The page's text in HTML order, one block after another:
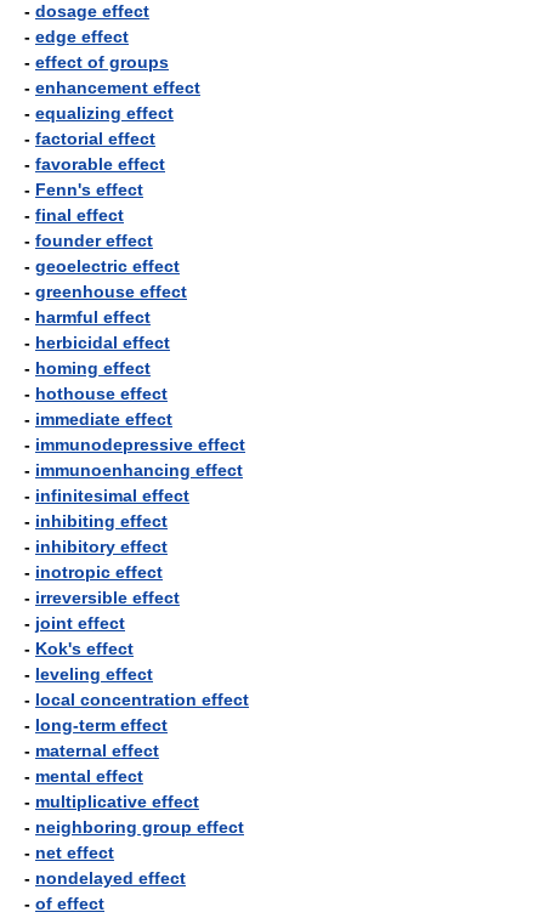
- dosage effect
- edge effect
- effect of groups
- enhancement effect
- equalizing effect
- factorial effect
- favorable effect
- Fenn's effect
- final effect
- founder effect
- geoelectric effect
- greenhouse effect
- harmful effect
- herbicidal effect
- homing effect
- hothouse effect
- immediate effect
- immunodepressive effect
- immunoenhancing effect
- infinitesimal effect
- inhibiting effect
- inhibitory effect
- inotropic effect
- irreversible effect
- joint effect
- Kok's effect
- leveling effect
- local concentration effect
- long-term effect
- maternal effect
- mental effect
- multiplicative effect
- neighboring group effect
- net effect
- nondelayed effect
- of effect